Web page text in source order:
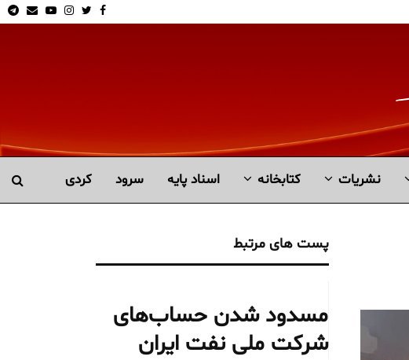
Facebook
Twitter
Instagram
Youtube
Email
نشریات کتابخانە اسناد پایه سرود کردی
پست های مرتبط
مسدود شدن حساب‌های
شرکت ملی نفت ایران